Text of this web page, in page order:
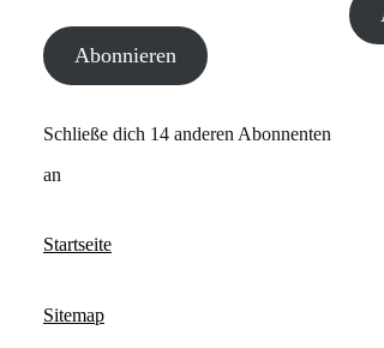
AdresseAbonnieren
Schließe dich 14 anderen Abonnenten
an
Startseite
Sitemap